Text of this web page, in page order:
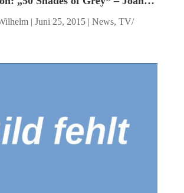
| Juni 25, 2015| News, TV/